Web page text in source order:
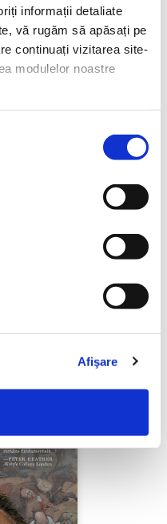
informații detaliate
vă rugăm să apăsați pe
continuați vizitarea site-
modulelor noastre
Afişare
noastră orwelliană